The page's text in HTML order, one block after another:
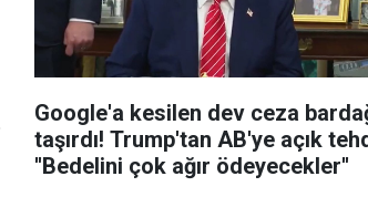
Google'a kesilen dev ceza
taşırdı! Trump'tan AB'ye açık
''Bedelini çok ağır ödeyecekler''